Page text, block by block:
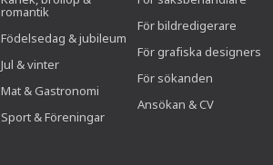
romantik
Födelsedag & jubileum
Jul & vinter
Mat & Gastronomi
Sport & Föreningar
För bildredigerare
För grafiska designers
För sökanden
Ansökan & CV